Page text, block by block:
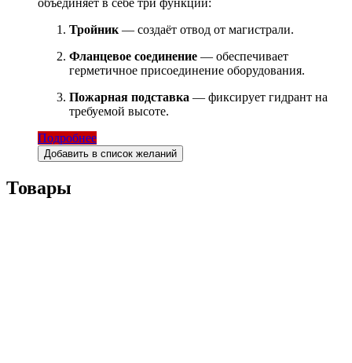
Тройник — создаёт отвод от магистрали.
Фланцевое соединение — обеспечивает
герметичное присоединение оборудования.
Пожарная подставка — фиксирует гидрант на
требуемой высоте.
Подробнее
Добавить в список желаний
Товары